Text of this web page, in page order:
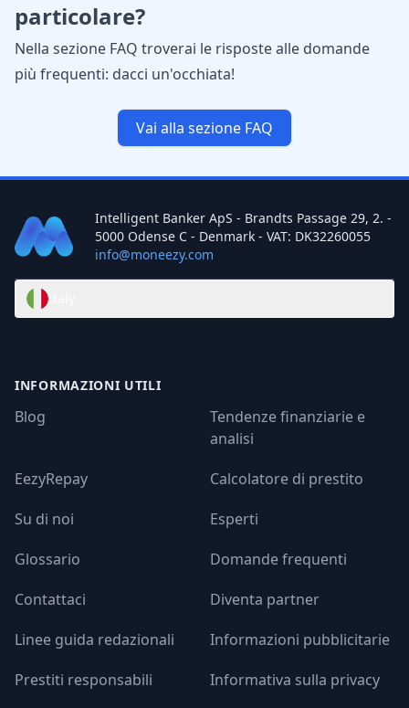
particolare?
Nella sezione FAQ troverai le risposte alle domande
più frequenti: dacci un'occhiata!
Vai alla sezione FAQ
Intelligent Banker ApS - Brandts Passage 29, 2. -
5000 Odense C - Denmark - VAT: DK32260055
info@moneezy.com
INFORMAZIONI UTILI
Blog
Tendenze finanziarie e
analisi
EezyRepay
Calcolatore di prestito
Su di noi
Esperti
Glossario
Domande frequenti
Contattaci
Diventa partner
Linee guida redazionali
Informazioni pubblicitarie
Prestiti responsabili
Informativa sulla privacy